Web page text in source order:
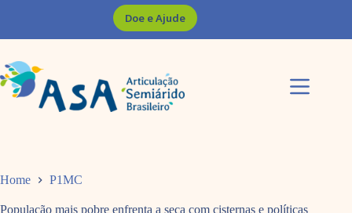
Doe e Ajude
Home P1MC
População mais pobre enfrenta a seca com cisternas e políticas